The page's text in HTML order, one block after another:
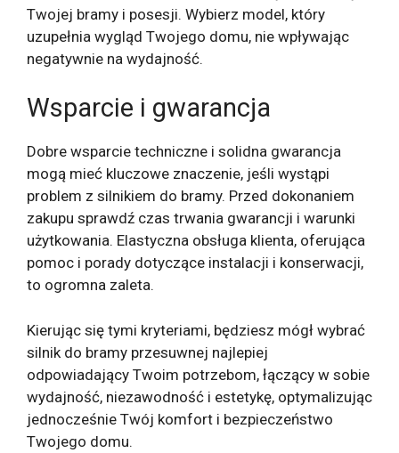
Twojej bramy i posesji. Wybierz model, który
uzupełnia wygląd Twojego domu, nie wpływając
negatywnie na wydajność.
Wsparcie i gwarancja
Dobre wsparcie techniczne i solidna gwarancja
mogą mieć kluczowe znaczenie, jeśli wystąpi
problem z silnikiem do bramy. Przed dokonaniem
zakupu sprawdź czas trwania gwarancji i warunki
użytkowania. Elastyczna obsługa klienta, oferująca
pomoc i porady dotyczące instalacji i konserwacji,
to ogromna zaleta.
Kierując się tymi kryteriami, będziesz mógł wybrać
silnik do bramy przesuwnej najlepiej
odpowiadający Twoim potrzebom, łączący w sobie
wydajność, niezawodność i estetykę, optymalizując
jednocześnie Twój komfort i bezpieczeństwo
Twojego domu.